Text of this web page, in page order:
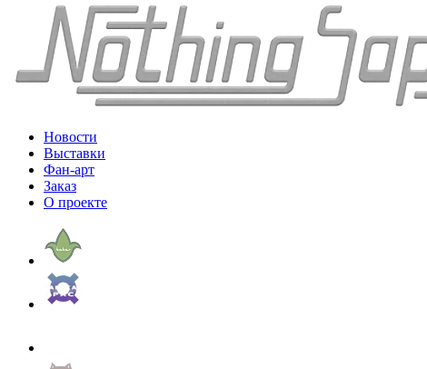
Новости
Выставки
Фан-арт
Заказ
О проекте